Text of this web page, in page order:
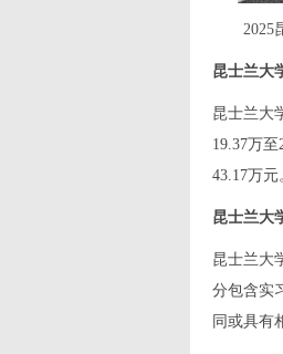
2025
昆士兰大
昆士兰大
19.37万
43.17万元
昆士兰大
昆士兰大
分包含实
同或具有